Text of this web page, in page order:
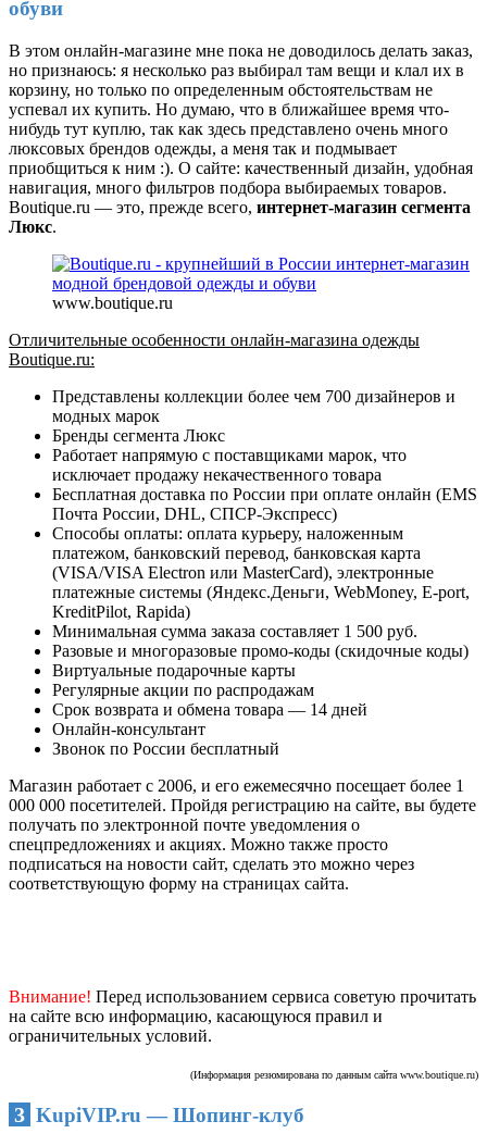
обуви
В этом онлайн-магазине мне пока не доводилось делать заказ,
но признаюсь: я несколько раз выбирал там вещи и клал их в
корзину, но только по определенным обстоятельствам не
успевал их купить. Но думаю, что в ближайшее время что-
нибудь тут куплю, так как здесь представлено очень много
люксовых брендов одежды, а меня так и подмывает
приобщиться к ним :). О сайте: качественный дизайн, удобная
навигация, много фильтров подбора выбираемых товаров.
Boutique.ru — это, прежде всего, интернет-магазин сегмента
Люкс.
www.boutique.ru
Отличительные особенности онлайн-магазина одежды
Boutique.ru:
Представлены коллекции более чем 700 дизайнеров и
модных марок
Бренды сегмента Люкс
Работает напрямую с поставщиками марок, что
исключает продажу некачественного товара
Бесплатная доставка по России при оплате онлайн (ЕМS
Почта России, DHL, СПСР-Экспресс)
Способы оплаты: оплата курьеру, наложенным
платежом, банковский перевод, банковская карта
(VISA/VISA Electron или MasterCard), электронные
платежные системы (Яндекс.Деньги, WebMoney, E-port,
KreditPilot, Rapida)
Минимальная сумма заказа составляет 1 500 руб.
Разовые и многоразовые промо-коды (скидочные коды)
Виртуальные подарочные карты
Регулярные акции по распродажам
Срок возврата и обмена товара — 14 дней
Онлайн-консультант
Звонок по России бесплатный
Магазин работает с 2006, и его ежемесячно посещает более 1
000 000 посетителей. Пройдя регистрацию на сайте, вы будете
получать по электронной почте уведомления о
спецпредложениях и акциях. Можно также просто
подписаться на новости сайт, сделать это можно через
соответствующую форму на страницах сайта.
Внимание! Перед использованием сервиса советую прочитать
на сайте всю информацию, касающуюся правил и
ограничительных условий.
(Информация резюмирована по данным сайта www.boutique.ru)
3 KupiVIP.ru — Шопинг-клуб